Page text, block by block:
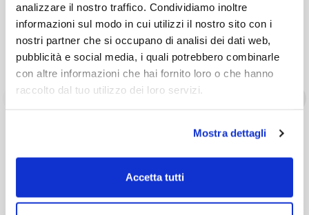
analizzare il nostro traffico. Condividiamo inoltre
informazioni sul modo in cui utilizzi il nostro sito con i
nostri partner che si occupano di analisi dei dati web,
pubblicità e social media, i quali potrebbero combinarle
con altre informazioni che hai fornito loro o che hanno
raccolto dal tuo utilizzo dei loro servizi.
Mostra dettagli
Accetta tutti
[ebook] Il MePA per
Riserve negli appalti
di: